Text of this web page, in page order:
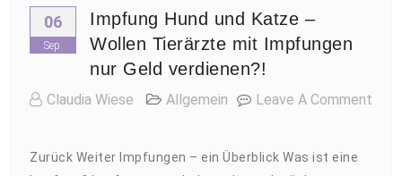
06
Sep.
Impfung Hund und Katze –
Wollen Tierärzte mit Impfungen
nur Geld verdienen?!
Claudia Wiese Allgemein
Leave A Comment
Hund
Zurück Weiter Impfungen – ein Überblick Was ist eine